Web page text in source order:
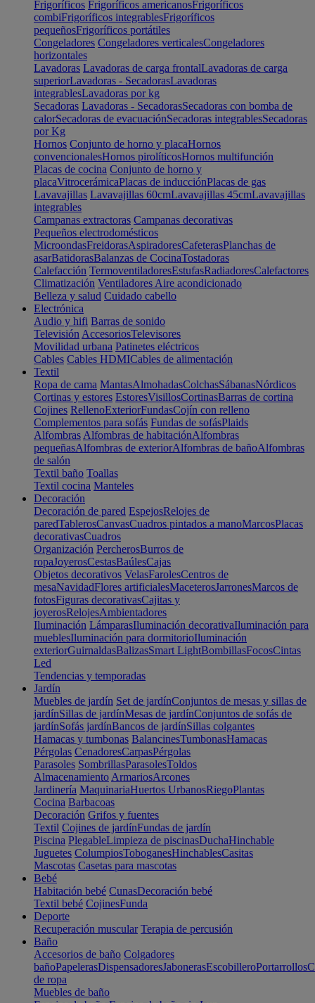
Frigoríficos Frigoríficos americanosFrigoríficos
combiFrigoríficos integrablesFrigoríficos
pequeñosFrigoríficos portátiles
Congeladores Congeladores verticalesCongeladores
horizontales
Lavadoras Lavadoras de carga frontalLavadoras de carga
superiorLavadoras - SecadorasLavadoras
integrablesLavadoras por kg
Secadoras Lavadoras - SecadorasSecadoras con bomba de
calorSecadoras de evacuaciónSecadoras integrablesSecadoras
por Kg
Hornos Conjunto de horno y placaHornos
convencionalesHornos pirolíticosHornos multifunción
Placas de cocina Conjunto de horno y
placaVitrocerámicaPlacas de inducciónPlacas de gas
Lavavajillas Lavavajillas 60cmLavavajillas 45cmLavavajillas
integrables
Campanas extractoras Campanas decorativas
Pequeños electrodomésticos
MicroondasFreidorasAspiradoresCafeterasPlanchas de
asarBatidorasBalanzas de CocinaTostadoras
Calefacción TermoventiladoresEstufasRadiadoresCalefactores
Climatización Ventiladores Aire acondicionado
Belleza y salud Cuidado cabello
Electrónica
Audio y hifi Barras de sonido
Televisión AccesoriosTelevisores
Movilidad urbana Patinetes eléctricos
Cables Cables HDMICables de alimentación
Textil
Ropa de cama MantasAlmohadasColchasSábanasNórdicos
Cortinas y estores EstoresVisillosCortinasBarras de cortina
Cojines RellenoExteriorFundasCojín con relleno
Complementos para sofás Fundas de sofásPlaids
Alfombras Alfombras de habitaciónAlfombras
pequeñasAlfombras de exteriorAlfombras de bañoAlfombras
de salón
Textil baño Toallas
Textil cocina Manteles
Decoración
Decoración de pared EspejosRelojes de
paredTablerosCanvasCuadros pintados a manoMarcosPlacas
decorativasCuadros
Organización PercherosBurros de
ropaJoyerosCestasBaúlesCajas
Objetos decorativos VelasFarolesCentros de
mesaNavidadFlores artificialesMaceterosJarronesMarcos de
fotosFiguras decorativasCajitas y
joyerosRelojesAmbientadores
Iluminación LámparasIluminación decorativaIluminación para
mueblesIluminación para dormitorioIluminación
exteriorGuirnaldasBalizasSmart LightBombillasFocosCintas
Led
Tendencias y temporadas
Jardín
Muebles de jardín Set de jardínConjuntos de mesas y sillas de
jardínSillas de jardínMesas de jardínConjuntos de sofás de
jardínSofás jardínBancos de jardínSillas colgantes
Hamacas y tumbonas BalancinesTumbonasHamacas
Pérgolas CenadoresCarpasPérgolas
Parasoles SombrillasParasolesToldos
Almacenamiento ArmariosArcones
Jardinería MaquinariaHuertos UrbanosRiegoPlantas
Cocina Barbacoas
Decoración Grifos y fuentes
Textil Cojines de jardínFundas de jardín
Piscina PlegableLimpieza de piscinasDuchaHinchable
Juguetes ColumpiosToboganesHinchablesCasitas
Mascotas Casetas para mascotas
Bebé
Habitación bebé CunasDecoración bebé
Textil bebé CojinesFunda
Deporte
Recuperación muscular Terapia de percusión
Baño
Accesorios de baño Colgadores
bañoPapelerasDispensadoresJabonerasEscobilleroPortarrollos
de ropa
Muebles de baño